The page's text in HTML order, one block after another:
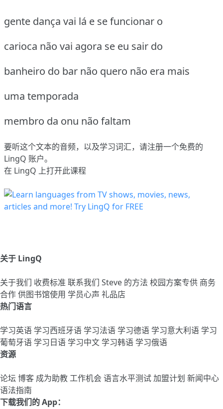
gente dança vai lá e se funcionar o
carioca não vai agora se eu sair do
banheiro do bar não quero não era mais
uma temporada
membro da onu não faltam
要听这个文本的音频，以及学习词汇，请注册一个免费的
LingQ 账户。
在 LingQ 上打开此课程
关于 LingQ
关于我们 收费标准 联系我们 Steve 的方法 校园方案专供 商务
合作供图书馆使用 学员心声 礼品店
热门语言
学习英语 学习西班牙语 学习法语 学习德语 学习意大利语 学习
葡萄牙语 学习日语 学习中文 学习韩语 学习俄语
资源
论坛 博客 成为助教工作机会语言水平测试加盟计划 新闻中心
语法指南
下载我们的 App：